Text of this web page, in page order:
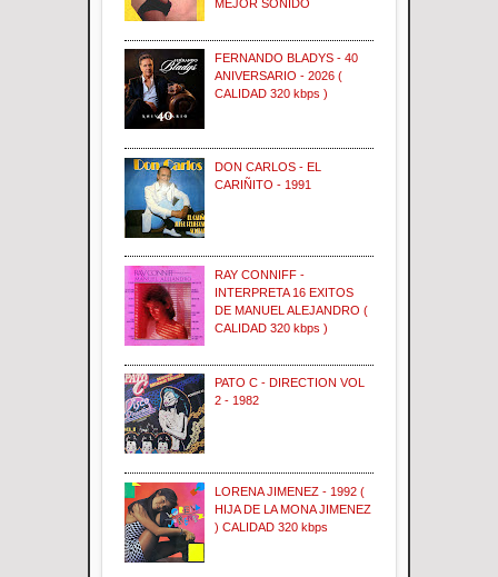
MEJOR SONIDO
FERNANDO BLADYS - 40
ANIVERSARIO - 2026 (
CALIDAD 320 kbps )
DON CARLOS - EL
CARIÑITO - 1991
RAY CONNIFF -
INTERPRETA 16 EXITOS
DE MANUEL ALEJANDRO (
CALIDAD 320 kbps )
PATO C - DIRECTION VOL
2 - 1982
LORENA JIMENEZ - 1992 (
HIJA DE LA MONA JIMENEZ
) CALIDAD 320 kbps